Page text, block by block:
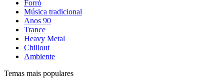
Forró
Música tradicional
Anos 90
Trance
Heavy Metal
Chillout
Ambiente
Temas mais populares